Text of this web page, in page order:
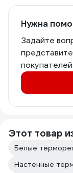
Нужна
Задайте
покупателей
Этот товар
Белые
Настенные